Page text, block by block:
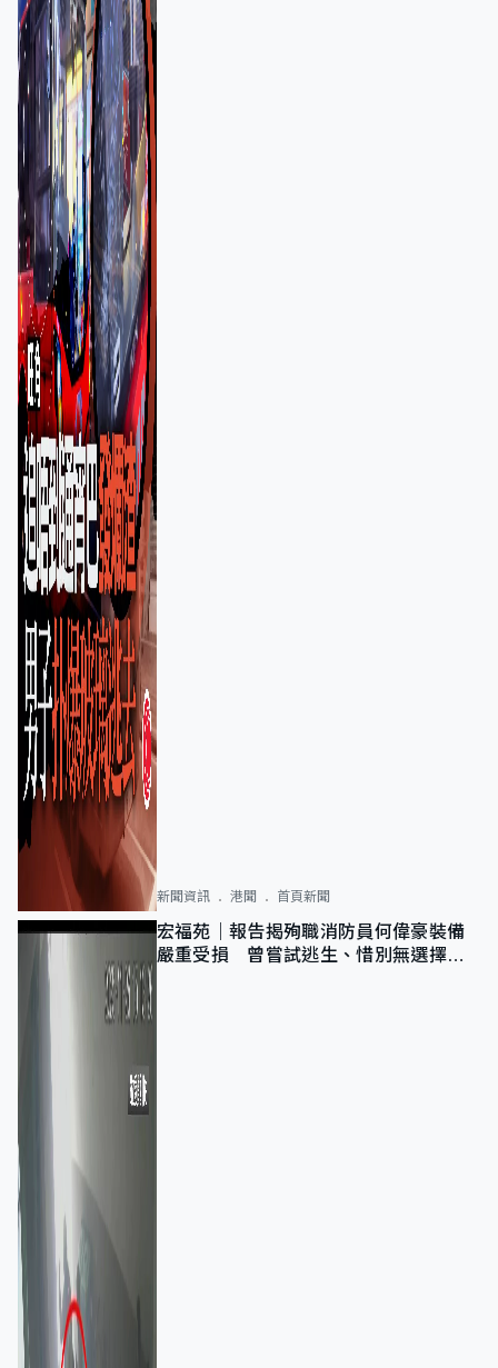
新聞資訊 港聞 首頁新聞
宏福苑｜報告揭殉職消防員何偉豪裝備
嚴重受損 曾嘗試逃生、惜別無選擇下